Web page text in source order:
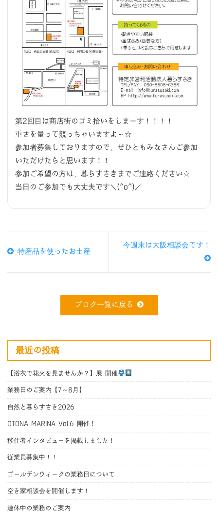
第2回目は商店街のゴミ拾いをしまーす！！！！
重さを量って競っちゃいますよ～☆
参加者募集しておりますので、ぜひともみなさんご参加
いただけたらと思います！！
参加ご希望の方は、暮らすさきまでご連絡ください☆
当日のご参加でも大丈夫です＼(^o^)／
特産品を使ったお土産
今週末は大阪相談会です！
ブログ一覧に戻る
最近の投稿
【浴衣で花火を見ませんか？】展 開催
業務日のご案内【7～8月】
自然と暮らすさき2026
OTONA MARINA Vol.6 開催！
移住者インタビューを掲載しました！
従業員募集中！！
ゴールデンウィークの業務日について
空き家相談会を開催します！
連休中の業務のご案内